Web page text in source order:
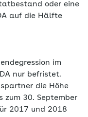
oder eine
auf die Hälfte
im
nur befristet.
die Höhe
zum 30. September
2017 und 2018